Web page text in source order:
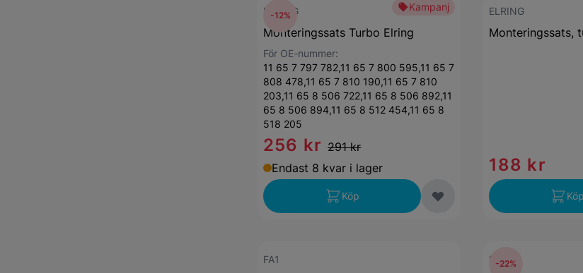
Kampanj
ELRING
Monteringssats Turbo Elring
För OE-nummer:
11 65 7 797 782,11 65 7 800 595,11 65 7
808 478,11 65 7 810 190,11 65 7 810
203,11 65 8 506 722,11 65 8 506 892,11
65 8 506 894,11 65 8 512 454,11 65 8
518 205
256 kr 291 kr
-12%
Endast 8 kvar i lager
Köp
ELRING
Monteringssats,
188 kr
Köp
FA1 FA1-22%